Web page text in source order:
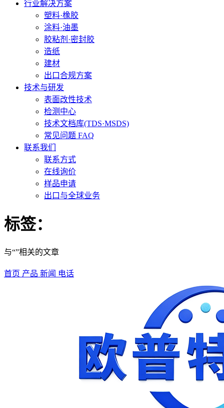
行业解决方案
塑料·橡胶
涂料·油墨
胶粘剂·密封胶
造纸
建材
出口合规方案
技术与研发
表面改性技术
检测中心
技术文档库(TDS·MSDS)
常见问题 FAQ
联系我们
联系方式
在线询价
样品申请
出口与全球业务
标签：
与“”相关的文章
首页 产品 新闻 电话